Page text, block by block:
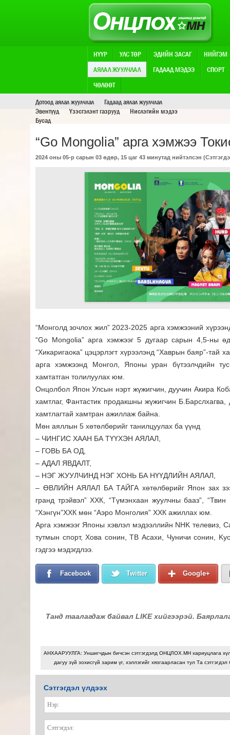
АЯЛАЛ ЖУУЛЧЛАЛ
НҮҮР УЛС ТӨР ЭДИЙН ЗАСАГ
НИЙГЭМ
АЯЛАЛ ЖУУЛЧЛАЛ
ГАДААД МЭДЭЭ
СПОРТ
ЧӨЛӨӨТ
Дотоод аялал жуулчлал
Гадаад аялал жуулчлал
Эвентүүд
Үзэсгэлэнт газрууд
Нислэгийн мэдээ
Бусад
“Go Mongolia” арга хэмжээ
2024 оны 05-р сарын 03 өдөр, 15 цаг 43 минутад нийтэлсэн (
“Монголд зочлох жил” 2023-2025 арга хэмжээний
“Go Mongolia” арга хэмжээг 5 дугаар сарын 4,5-ны
“Хикаригаока” цэцэрлэгт хүрээлэнд “Хаврын баяр”-тай
арга хэмжээнд Монгол, Японы уран бүтээлчдийн
хамтатган толилуулах юм.
Онцолбол Япон Улсын нэрт жүжигчин, дуучин Акира
хамтлаг, Фантастик продакшны жүжигчин Б.Барслхагва,
хамтлагтай хамтран ажиллаж байна.
Мөн аяллын 5 хөтөлбөрийг танилцуулах ба үүнд
– ЧИНГИС ХААН БА ТҮҮХЭН АЯЛАЛ,
– ГОВЬ БА ОД,
– АДАЛ ЯВДАЛТ,
– НЭГ ЖУУЛЧИНД НЭГ ХОНЬ БА НҮҮДЛИЙН АЯЛАЛ,
– ӨВЛИЙН АЯЛАЛ БА ТАЙГА хөтөлбөрийг Япон зах
гранд трэйвэл” ХХК, “Түмэнхаан жуулчны бааз”,
“Хэнгүн”ХХК мөн “Аэро Монголия” ХХК ажиллах юм.
Арга хэмжээг Японы хэвлэл мэдээллийн NHK телевиз,
тутмын спорт, Хова сонин, ТВ Асахи, Чуничи сонин,
гэдгээ мэдэгдлээ.
Facebook Twitter Google+
Танд таалагдаж байвал LIKE хийгээрэй.
АНХААРУУЛГА: Уншигчдын бичсэн сэтгэгдэлд ОНЦЛОХ.МН хариуцлага
дагуу зүй зохисгүй зарим үг, хэллэгийг хязгаарласан тул Та
Сэтгэгдэл үлдээх